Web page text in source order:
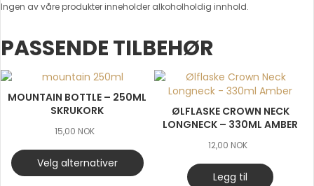
Ingen av våre produkter inneholder alkoholholdig innhold.
PASSENDE TILBEHØR
MOUNTAIN BOTTLE – 250ML
SKRUKORK
15,00 NOK
Velg alternativer
ØLFLASKE CROWN NECK
LONGNECK – 330ML AMBER
12,00 NOK
Legg til